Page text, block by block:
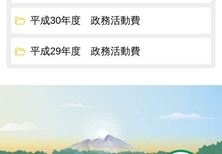
平成30年度 政務活動費
平成29年度 政務活動費